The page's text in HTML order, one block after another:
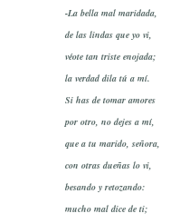
-La bella mal maridada,
de las lindas que yo vi,
véote tan triste enojada;
la verdad dila tú a mí.
Si has de tomar amores
por otro, no dejes a mí,
que a tu marido, señora,
con otras dueñas lo vi,
besando y retozando:
mucho mal dice de ti;